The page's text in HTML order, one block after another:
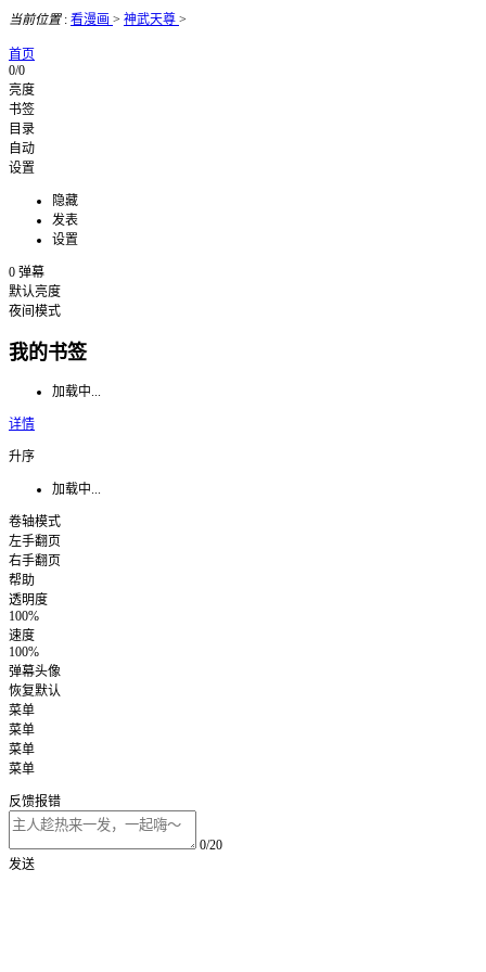
当前位置: 看漫画 > 神武天尊 >
首页
0/0
亮度
书签
目录
自动
设置
隐藏
发表
设置
0 弹幕
默认亮度
夜间模式
我的书签
加载中...
详情
升序
加载中...
卷轴模式
左手翻页
右手翻页
帮助
透明度
100%
速度
100%
弹幕头像
恢复默认
菜单
菜单
菜单
菜单
反馈报错
0/20
发送